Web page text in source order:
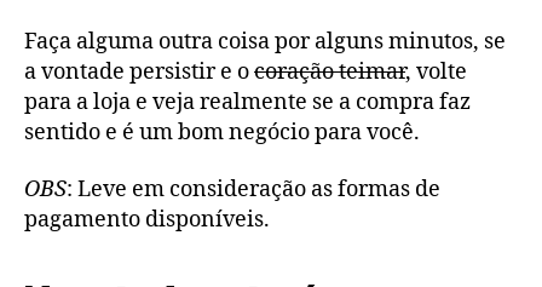
Faça alguma outra coisa por alguns minutos, se
a vontade persistir e ocoração teimar, volte
para a loja e veja realmente se a compra faz
sentido e é um bom negócio para você.
OBS: Leve em consideração as formas de
pagamento disponíveis.